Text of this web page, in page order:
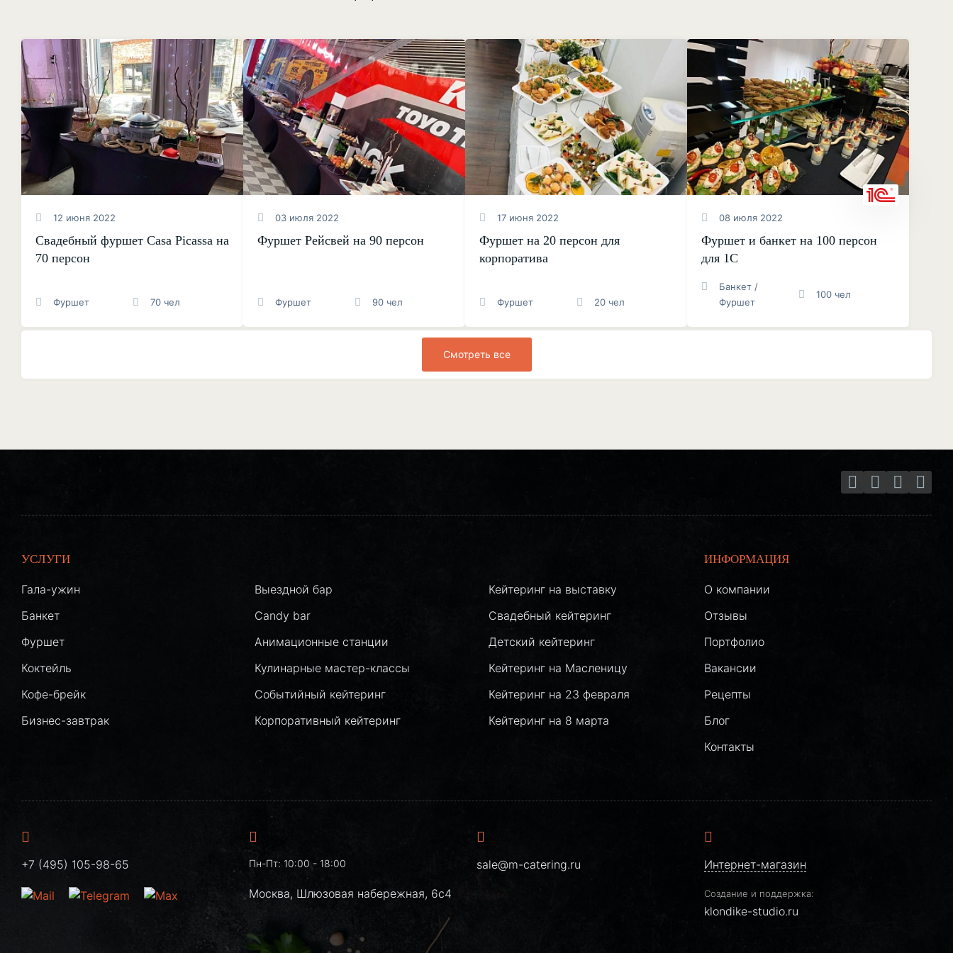
12 июня 2022
Свадебный фуршет Casa Picassa на
70 персон
Фуршет 70 чел
03 июля 2022
Фуршет Рейсвей на 90 персон
Фуршет 90 чел
17 июня 2022
Фуршет на 20 персон для
корпоратива
Фуршет 20 чел
08 июля 2022
Фуршет и банкет на 100 персон
для 1С
Банкет /
Фуршет
100 чел
Смотреть все
УСЛУГИ
Гала-ужин
Банкет
Фуршет
Коктейль
Кофе-брейк
Бизнес-завтрак
Выездной бар
Candy bar
Анимационные станции
Кулинарные мастер-классы
Событийный кейтеринг
Корпоративный кейтеринг
Кейтеринг на выставку
Свадебный кейтеринг
Детский кейтеринг
Кейтеринг на Масленицу
Кейтеринг на 23 февраля
Кейтеринг на 8 марта
ИНФОРМАЦИЯ
О компании
Отзывы
Портфолио
Вакансии
Рецепты
Блог
Контакты
+7 (495) 105-98-65 Пн-Пт: 10:00 - 18:00
Москва, Шлюзовая набережная, 6с4
sale@m-catering.ru Интернет-магазин
Создание и поддержка:
klondike-studio.ru